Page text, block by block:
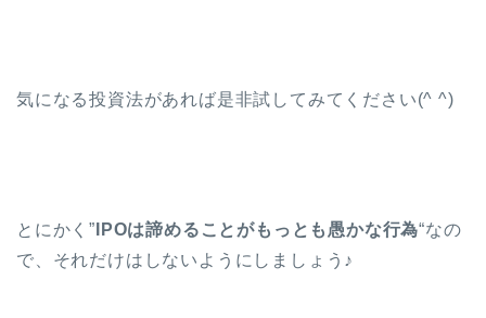
気になる投資法があれば是非試してみてください(^ ^)
とにかく” IPOは諦めることがもっとも愚かな行為“なの
で、それだけはしないようにしましょう♪